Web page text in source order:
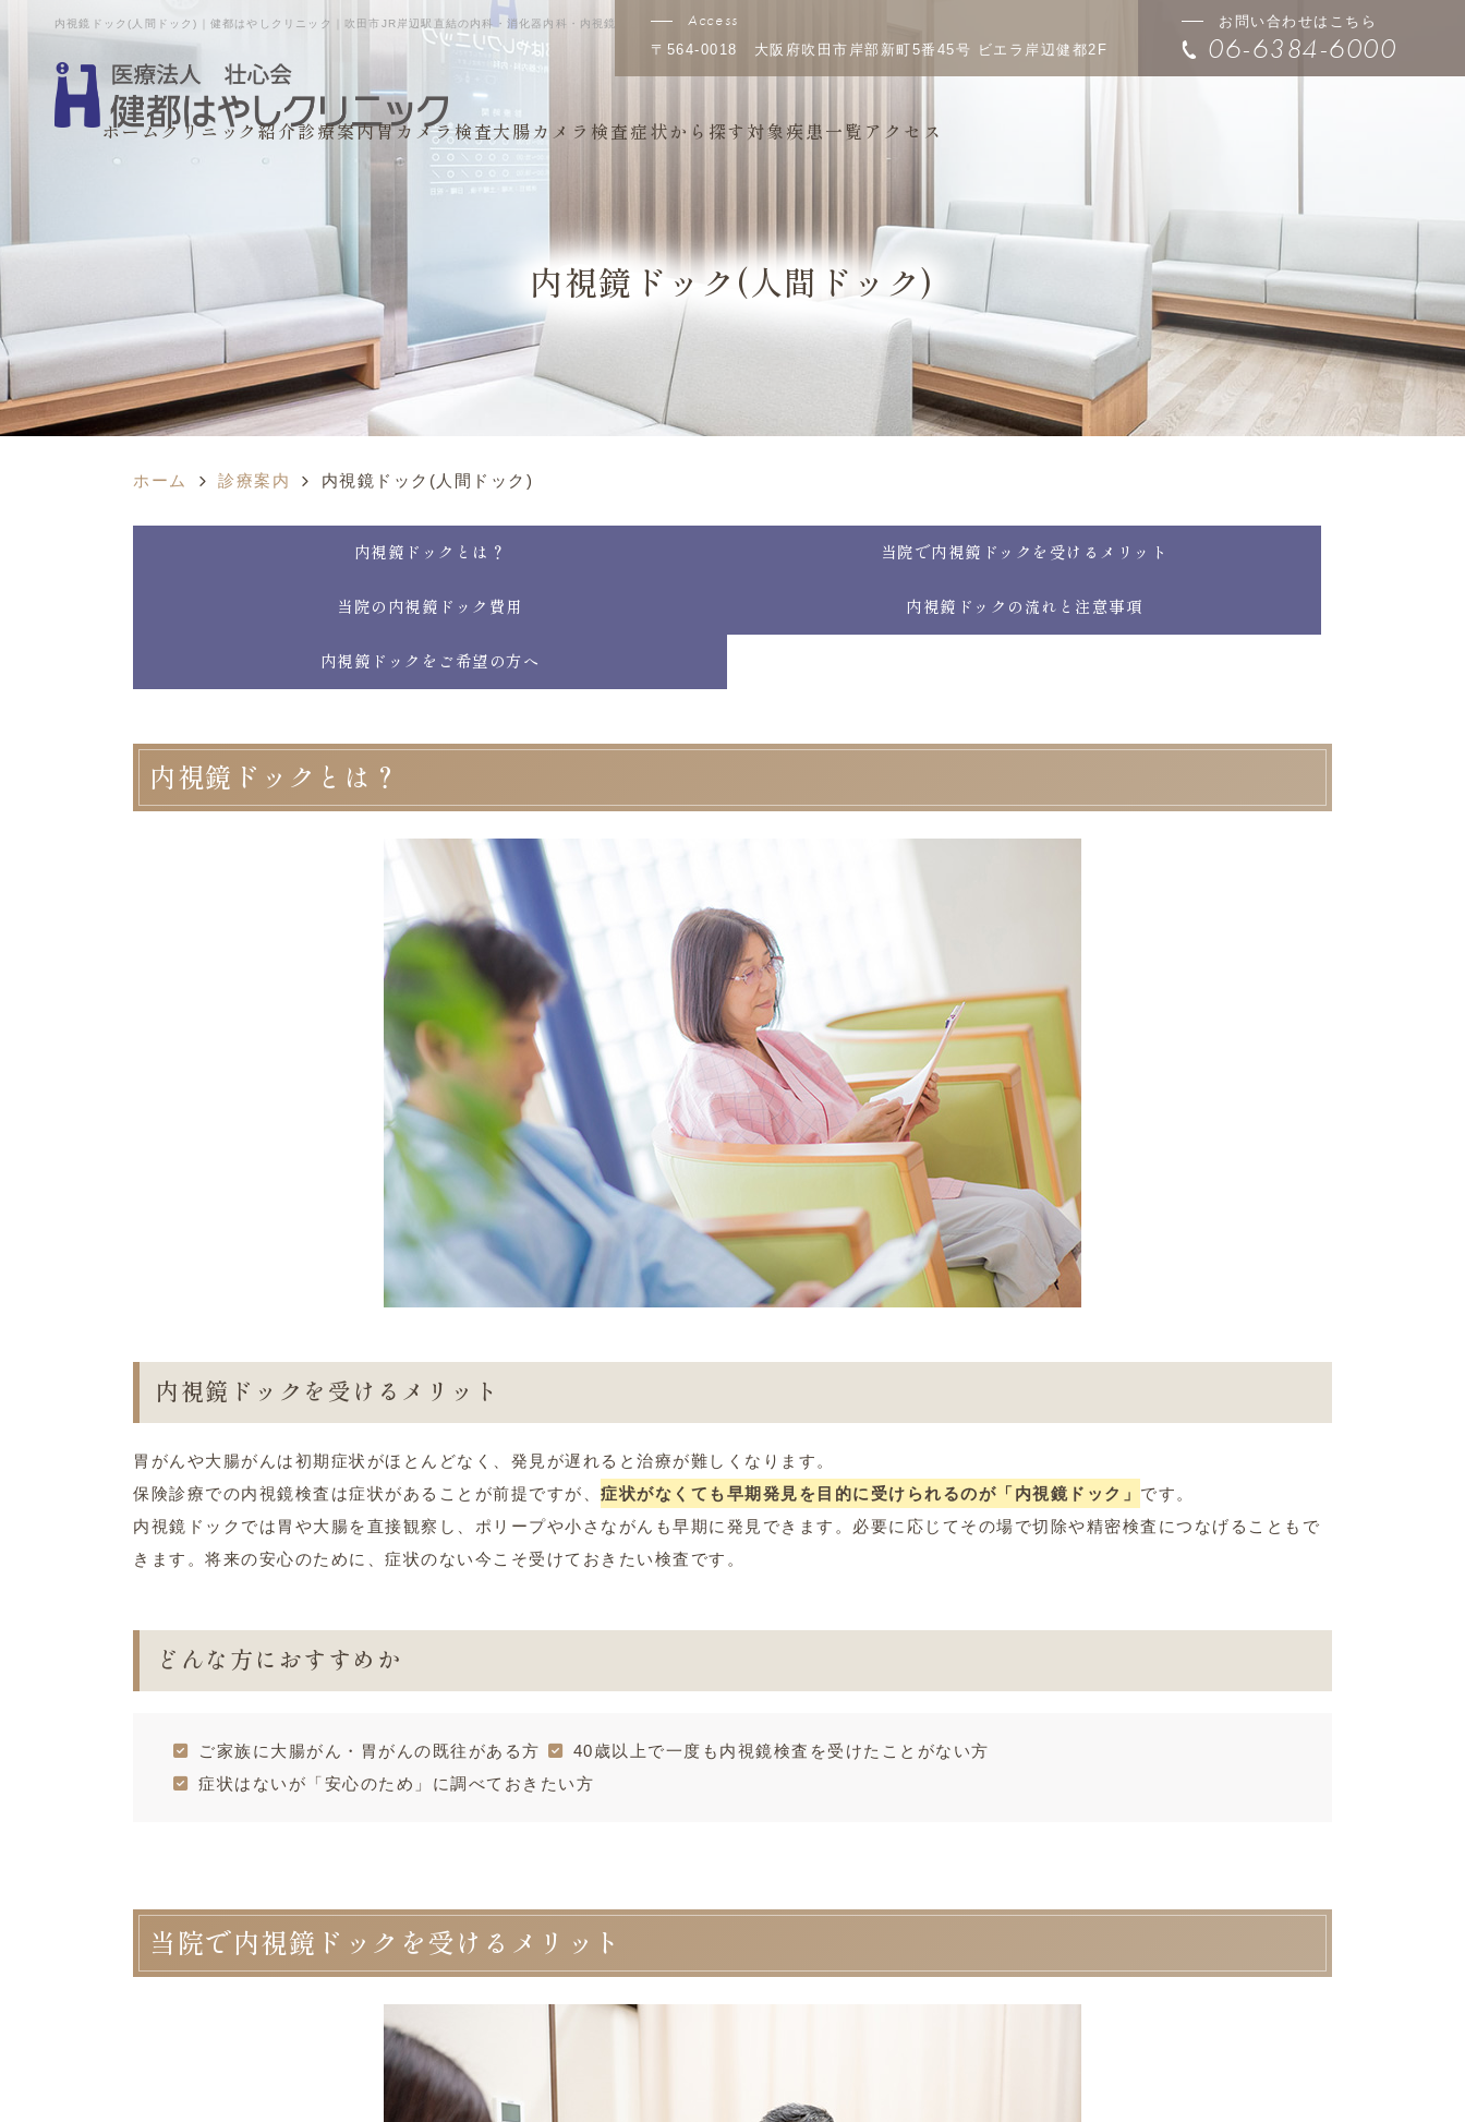
内視鏡ドック(人間ドック)｜健都はやしクリニック｜吹田市JR岸辺駅直結の内科・消化器内科・内視鏡 Access
〒564-0018 大阪府吹田市岸部新町5番45号 ビエラ岸辺健都2F
お問い合わせはこちら
06-6384-6000
ホームクリニック紹介診療案内胃カメラ検査大腸カメラ検査症状から探す 対象疾患一覧 アクセス
内視鏡ドック(人間ドック)
ホーム 診療案内 内視鏡ドック(人間ドック)
内視鏡ドックとは？ 当院で内視鏡ドックを受けるメリット
当院の内視鏡ドック費用 内視鏡ドックの流れと注意事項
内視鏡ドックをご希望の方へ
内視鏡ドックとは？
内視鏡ドックを受けるメリット
胃がんや大腸がんは初期症状がほとんどなく、発見が遅れると治療が難しくなります。
保険診療での内視鏡検査は症状があることが前提ですが、 症状がなくても早期発見を目的に受けられるのが「内視鏡ドック」 です。
内視鏡ドックでは胃や大腸を直接観察し、ポリープや小さながんも早期に発見できます。必要に応じてその場で切除や精密検査につなげることもで
きます。将来の安心のために、症状のない今こそ受けておきたい検査です。
どんな方におすすめか
ご家族に大腸がん・胃がんの既往がある方
40歳以上で一度も内視鏡検査を受けたことがない方
症状はないが「安心のため」に調べておきたい方
当院で内視鏡ドックを受けるメリット